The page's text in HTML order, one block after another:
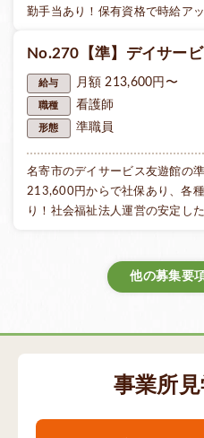
勤手当あり！保有資格で時給ア
No.270【準】デイサー
給与 月額 213,600円〜
職種 看護師
形態 準職員
名寄市のデイサービス友遊館の
213,600円からで社保あり、各
り！社会福祉法人運営の安定し
他の募集要
事業所